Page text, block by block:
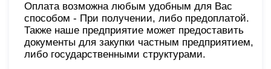
Оплата возможна любым удобным для Вас
способом - При получении, либо предоплатой.
Также наше предприятие может предоставить
документы для закупки частным предприятием,
либо государственными структурами.